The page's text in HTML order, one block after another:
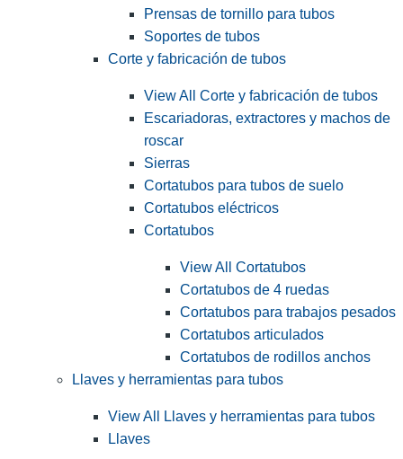
Prensas de tornillo para tubos
Soportes de tubos
Corte y fabricación de tubos
View All Corte y fabricación de tubos
Escariadoras, extractores y machos de
roscar
Sierras
Cortatubos para tubos de suelo
Cortatubos eléctricos
Cortatubos
View All Cortatubos
Cortatubos de 4 ruedas
Cortatubos para trabajos pesados
Cortatubos articulados
Cortatubos de rodillos anchos
Llaves y herramientas para tubos
View All Llaves y herramientas para tubos
Llaves